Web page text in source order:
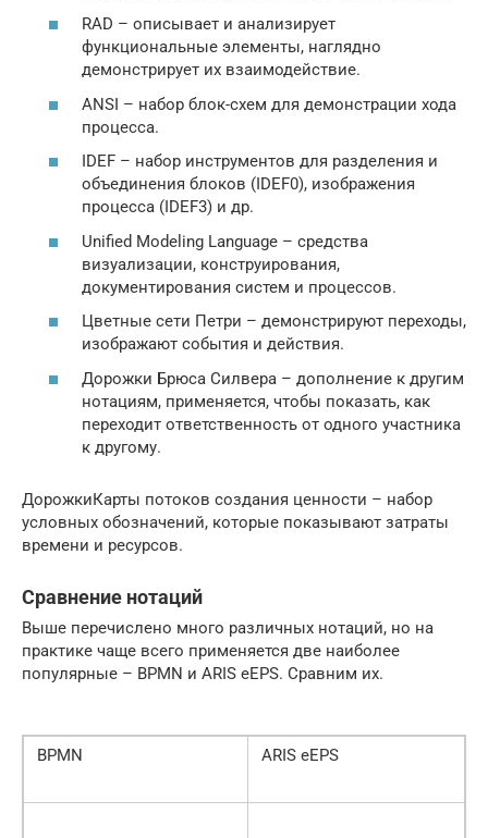
RAD – описывает и анализирует
функциональные элементы, наглядно
демонстрирует их взаимодействие.
ANSI – набор блок-схем для демонстрации хода
процесса.
IDEF – набор инструментов для разделения и
объединения блоков (IDEF0), изображения
процесса (IDEF3) и др.
Unified Modeling Language – средства
визуализации, конструирования,
документирования систем и процессов.
Цветные сети Петри – демонстрируют переходы,
изображают события и действия.
Дорожки Брюса Силвера – дополнение к другим
нотациям, применяется, чтобы показать, как
переходит ответственность от одного участника
к другому.
ДорожкиКарты потоков создания ценности – набор
условных обозначений, которые показывают затраты
времени и ресурсов.
Сравнение нотаций
Выше перечислено много различных нотаций, но на
практике чаще всего применяется две наиболее
популярные – BPMN и ARIS eEPS. Сравним их.
BPMN ARIS eEPS